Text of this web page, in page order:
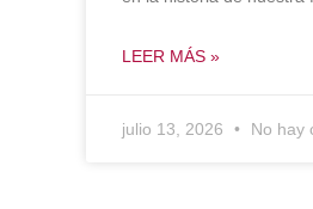
LEER MÁS »
julio 13, 2026 No hay